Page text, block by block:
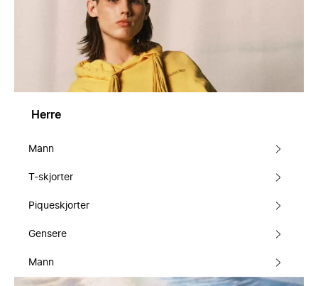
Herre
Mann
T-skjorter
Piqueskjorter
Gensere
Mann